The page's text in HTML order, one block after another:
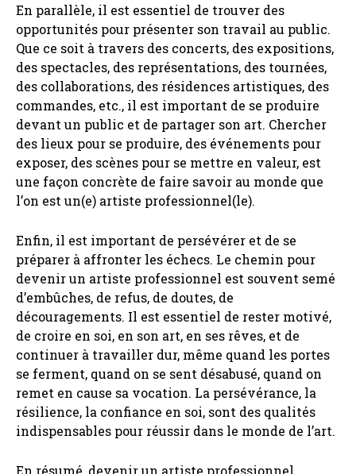
En parallèle, il est essentiel de trouver des
opportunités pour présenter son travail au public.
Que ce soit à travers des concerts, des expositions,
des spectacles, des représentations, des tournées,
des collaborations, des résidences artistiques, des
commandes, etc., il est important de se produire
devant un public et de partager son art. Chercher
des lieux pour se produire, des événements pour
exposer, des scènes pour se mettre en valeur, est
une façon concrète de faire savoir au monde que
l’on est un(e) artiste professionnel(le).
Enfin, il est important de persévérer et de se
préparer à affronter les échecs. Le chemin pour
devenir un artiste professionnel est souvent semé
d’embûches, de refus, de doutes, de
découragements. Il est essentiel de rester motivé,
de croire en soi, en son art, en ses rêves, et de
continuer à travailler dur, même quand les portes
se ferment, quand on se sent désabusé, quand on
remet en cause sa vocation. La persévérance, la
résilience, la confiance en soi, sont des qualités
indispensables pour réussir dans le monde de l’art.
En résumé, devenir un artiste professionnel